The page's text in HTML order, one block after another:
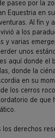
paseo por la
Equestria en
Al fin y
a los
y varias
unos
aquí donde el
donde la
en su
los cerros
de que
derechos